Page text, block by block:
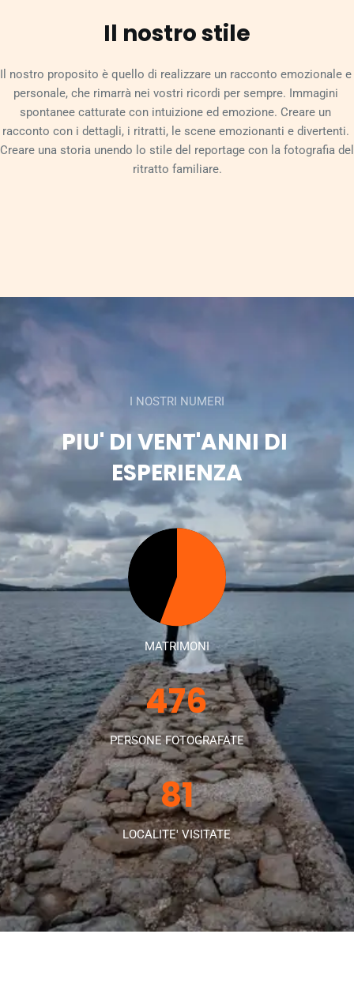
Il nostro stile
Il nostro proposito è quello di realizzare un racconto emozionale e
personale, che rimarrà nei vostri ricordi per sempre. Immagini
spontanee catturate con intuizione ed emozione. Creare un
racconto con i dettagli, i ritratti, le scene emozionanti e divertenti.
Creare una storia unendo lo stile del reportage con la fotografia del
ritratto familiare.
I NOSTRI NUMERI
PIU' DI VENT'ANNI DI
ESPERIENZA
MATRIMONI
625
PERSONE FOTOGRAFATE
106
LOCALITE' VISITATE